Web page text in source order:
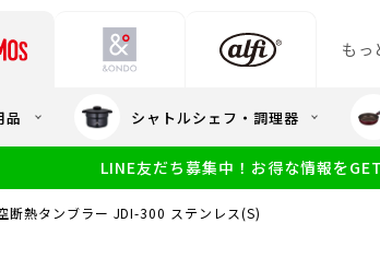
もっ
食洗機対応 幼児・園児向け水筒
小学生 中・高学年向け水筒
品 シャトルシェフ・調理器
LINE友だち募集中！お得な情報をGET
断熱タンブラー JDI-300 ステンレス(S)